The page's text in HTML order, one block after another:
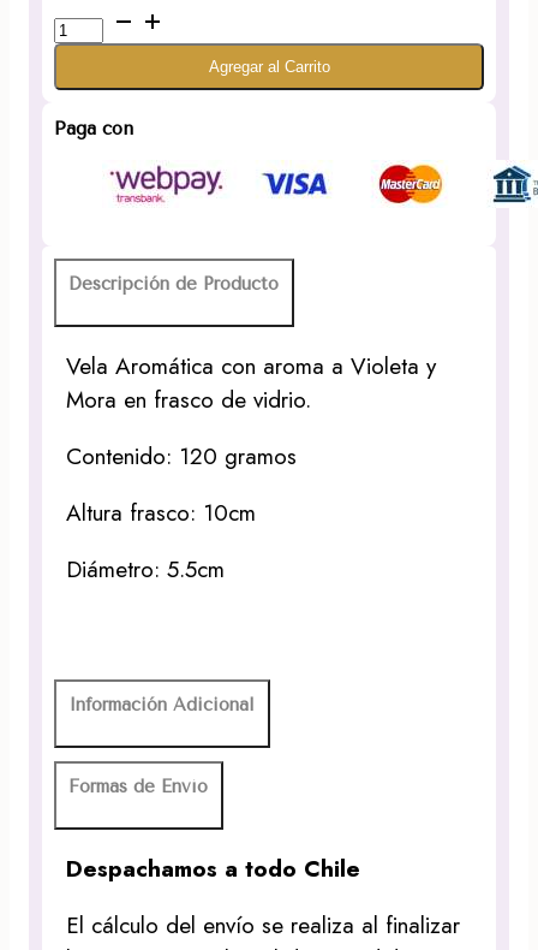
Vela
Aromática
Mora
gramos
cantidad
Agregar al Carrito
Paga con
Descripción de Producto
Vela Aromática con aroma a Violeta y
Mora en frasco de vidrio.
Contenido: 120 gramos
Altura frasco: 10cm
Diámetro: 5.5cm
Información Adicional
Formas de Envío
Despachamos a todo Chile
El cálculo del envío se realiza al finalizar